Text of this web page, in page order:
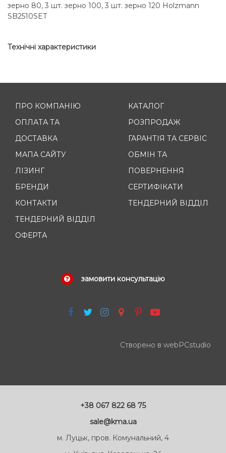
зерно 80, 3 шт. зерно 100, 3 шт. зерно 120 Holzmann
SB2510SET
Технічні характеристики
ПРО КОМПАНІЮ
ОПЛАТА ТА
ДОСТАВКА
МАПА САЙТУ
ЛІЗИНГ
БРЕНДИ
КОНТАКТИ
ТЕНДЕРНИЙ ВІДДІЛ
ОФЕРТА
КАТАЛОГ
РОЗПРОДАЖ
ГАРАНТІЯ ТА СЕРВІС
ОБМІН ТА
ПОВЕРНЕННЯ
СЕРТИФІКАТИ
ТЕНДЕРНИЙ ВІДДІЛ
замовити консультацію
Створено в webPCstudio
+38 067 822 68 75
sale@kma.ua
м. Луцьк, пров. Комунальний, 4